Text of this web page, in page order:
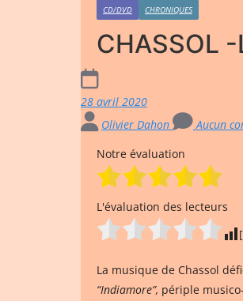
CD/DVD CHRONIQUES
CHASSOL
28 avril 2020
Olivier Dahon
Aucun
Notre évaluation
L'évaluation des lecteurs
La musique de Chassol
“Indiamore”, périple